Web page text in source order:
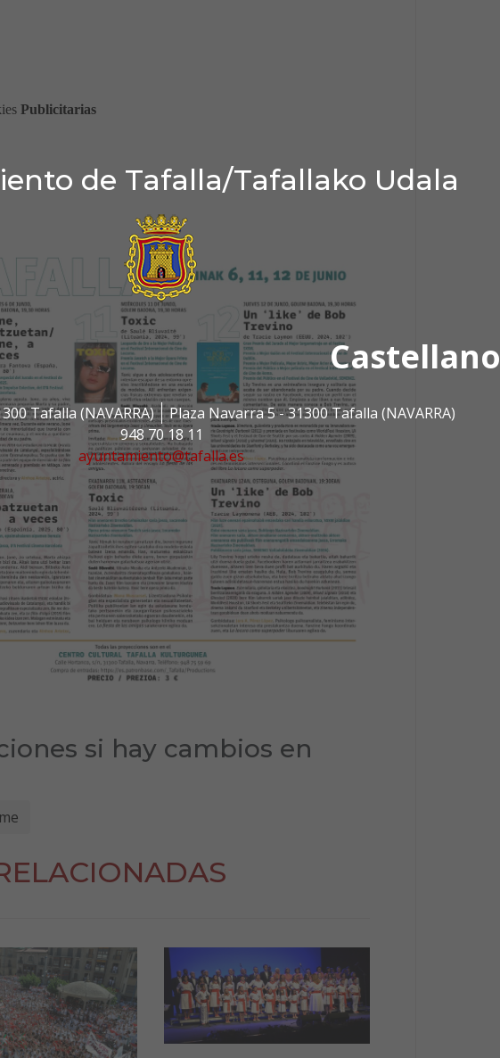
de Tafalla/Tafallako Udala
Castellano
Tafalla (NAVARRA)
Plaza Navarra 5 - 31300 Tafalla (NAVARRA)
948 70 18 11
ayuntamiento@tafalla.es
si hay cambios en